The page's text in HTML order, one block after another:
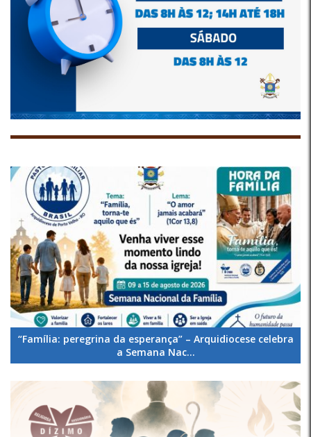
“Família: peregrina da esperança” – Arquidiocese celebra
a Semana Nac...